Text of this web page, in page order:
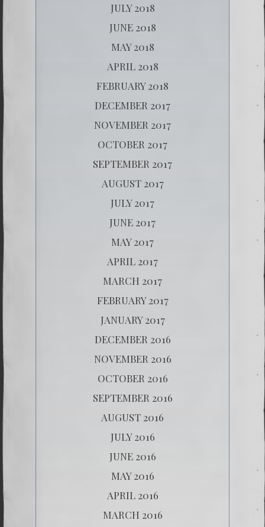
JULY 2018
JUNE 2018
MAY 2018
APRIL 2018
FEBRUARY 2018
DECEMBER 2017
NOVEMBER 2017
OCTOBER 2017
SEPTEMBER 2017
AUGUST 2017
JULY 2017
JUNE 2017
MAY 2017
APRIL 2017
MARCH 2017
FEBRUARY 2017
JANUARY 2017
DECEMBER 2016
NOVEMBER 2016
OCTOBER 2016
SEPTEMBER 2016
AUGUST 2016
JULY 2016
JUNE 2016
MAY 2016
APRIL 2016
MARCH 2016